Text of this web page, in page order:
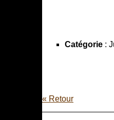
Catégorie :
« Retour